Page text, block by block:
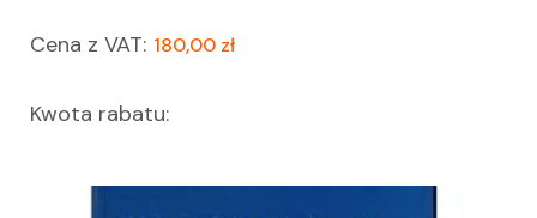
Cena z VAT: 180,00 zł
Kwota rabatu: